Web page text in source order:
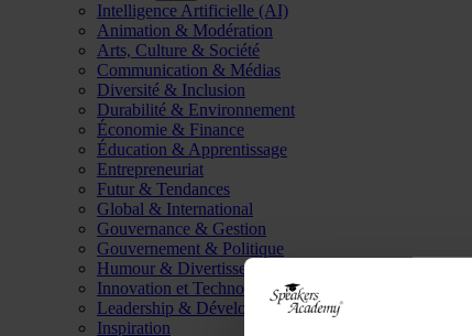
Intelligence Artificielle (AI)
Animation & Modération
Arts, Culture & Société
Communication & Médias
Diversité & Inclusion
Durabilité & Environnement
Économie & Finance
Éducation & Apprentissage
Entrepreneuriat
Futur & Tendances
Global & International
Gouvernance & Gestion
Gouvernement & Politique
Humour & Divertissement
Innovation et Technologie
Leadership & Développement
Inspiration